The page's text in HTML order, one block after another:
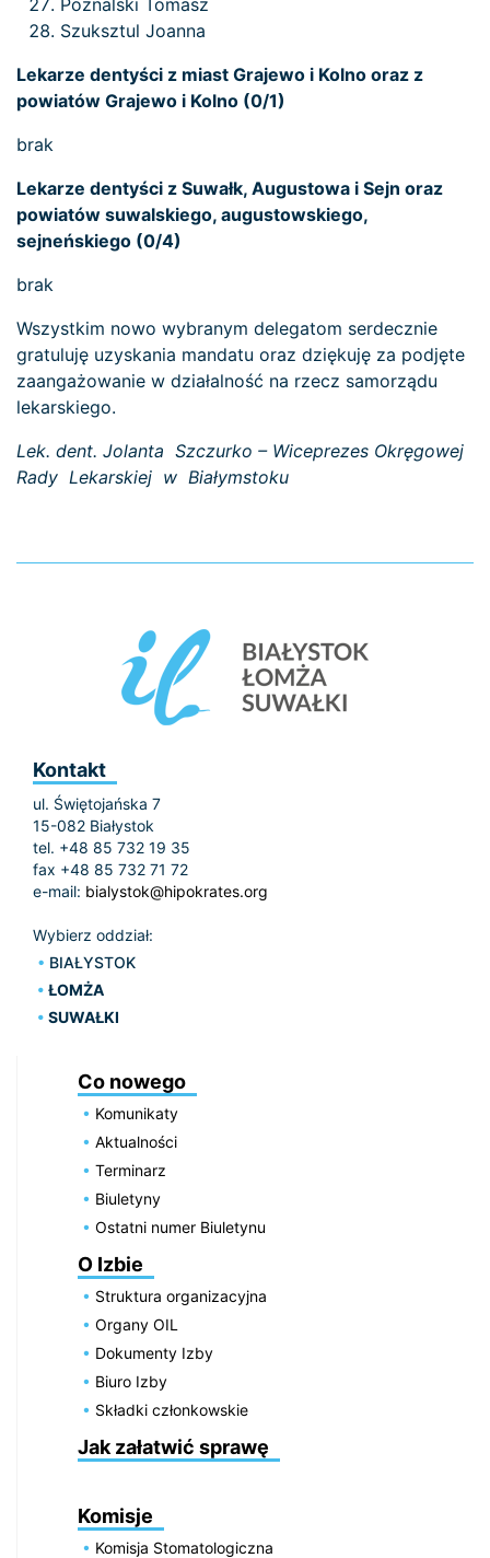
Szuksztul Joanna
Lekarze dentyści z miast Grajewo i Kolno oraz z
powiatów Grajewo i Kolno (0/1)
brak
Lekarze dentyści z Suwałk, Augustowa i Sejn oraz
powiatów suwalskiego, augustowskiego,
sejneńskiego (0/4)
brak
Wszystkim nowo wybranym delegatom serdecznie
gratuluję uzyskania mandatu oraz dziękuję za podjęte
zaangażowanie w działalność na rzecz samorządu
lekarskiego.
Lek. dent. Jolanta Szczurko – Wiceprezes Okręgowej
Rady Lekarskiej w Białymstoku
Kontakt
ul. Świętojańska 7
15-082 Białystok
tel. +48 85 732 19 35
fax +48 85 732 71 72
e-mail: bialystok@hipokrates.org
Wybierz oddział:
BIAŁYSTOK
ŁOMŻA
SUWAŁKI
Co nowego
Komunikaty
Aktualności
Terminarz
Biuletyny
Ostatni numer Biuletynu
O Izbie
Struktura organizacyjna
Organy OIL
Dokumenty Izby
Biuro Izby
Składki członkowskie
Jak załatwić sprawę
Komisje
Komisja Stomatologiczna